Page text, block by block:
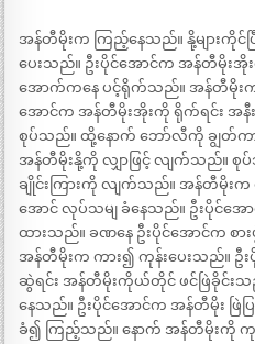
အန်တီမိုးက ကြည့်နေသည်။ နို့များကိုင်
ပေးသည်။ ဦးပိုင်အောင်က အန်တီမိုးအို
အောက်ကနေ ပင့်ရိုက်သည်။ အန်တီမိုး
အောင်က အန်တီမိုးအိုးကို ရိုက်ရင်း အနီ
စုပ်သည်။ ထို့နောက် ဘော်လီကို ချွတ်
အန်တီမိုးနို့ကို လျှာဖြင့် လျက်သည်။ စု
ချိုင်းကြားကို လျက်သည်။ အန်တီမိုး
အောင် လုပ်သမျ ခံနေသည်။ ဦးပိုင်
ထားသည်။ ခဏနေ ဦးပိုင်အောင်က စ
အန်တီမိုးက ကား၍ ကုန်းပေးသည်။
ဆွဲရင်း အန်တီမိုးကိုယ်တိုင် ဖင်ဖြဲခိုင်းသ
နေသည်။ ဦးပိုင်အောင်က အန်တီမိုး ဖြဲ
ခံ၍ ကြည့်သည်။ နောက် အန်တီမိုးကို ကု